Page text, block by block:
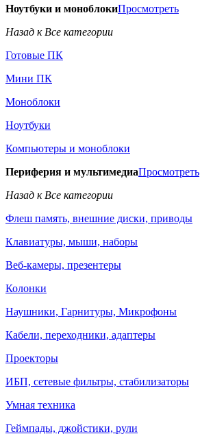
Ноутбуки и моноблокиПросмотреть
Назад к Все категории
Готовые ПК
Мини ПК
Моноблоки
Ноутбуки
Компьютеры и моноблоки
Периферия и мультимедиаПросмотреть
Назад к Все категории
Флеш память, внешние диски, приводы
Клавиатуры, мыши, наборы
Веб-камеры, презентеры
Колонки
Наушники, Гарнитуры, Микрофоны
Кабели, переходники, адаптеры
Проекторы
ИБП, сетевые фильтры, стабилизаторы
Умная техника
Геймпады, джойстики, рули